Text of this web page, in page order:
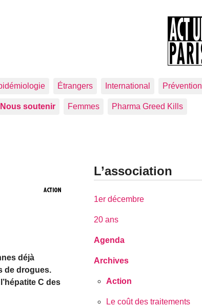
Étrangers International Prévention
Nous soutenir Femmes Pharma Greed Kills
déjà
de drogues.
C des
L’association
1er décembre
20 ans
Agenda
Archives
Action
Le coût des traitements